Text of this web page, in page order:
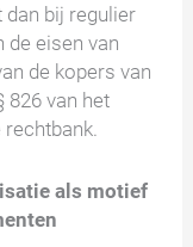
bij regulier
de eisen van
de kopers van
826 van het
rechtbank.
als motief